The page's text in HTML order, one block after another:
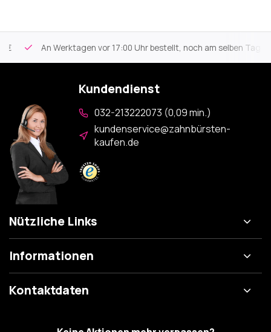
An Werktagen vor 17:00 Uhr bestellt, noch am selben Tag
Kundendienst
032-213222073 (0,09 min.)
kundenservice@zahnbürsten-
kaufen.de
Nützliche Links
Informationen
Kontaktdaten